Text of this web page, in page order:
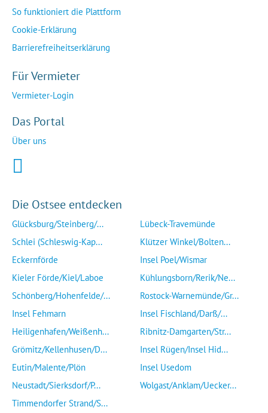
So funktioniert die Plattform
Cookie-Erklärung
Barrierefreiheitserklärung
Für Vermieter
Vermieter-Login
Das Portal
Über uns
Die Ostsee entdecken
Glücksburg/Steinberg/...
Schlei (Schleswig-Kap...
Eckernförde
Kieler Förde/Kiel/Laboe
Schönberg/Hohenfelde/...
Insel Fehmarn
Heiligenhafen/Weißenh...
Grömitz/Kellenhusen/D...
Eutin/Malente/Plön
Neustadt/Sierksdorf/P...
Timmendorfer Strand/S...
Lübeck-Travemünde
Klützer Winkel/Bolten...
Insel Poel/Wismar
Kühlungsborn/Rerik/Ne...
Rostock-Warnemünde/Gr...
Insel Fischland/Darß/...
Ribnitz-Damgarten/Str...
Insel Rügen/Insel Hid...
Insel Usedom
Wolgast/Anklam/Uecker...